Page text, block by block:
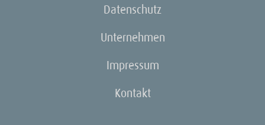
Datenschutz
Unternehmen
Impressum
Kontakt